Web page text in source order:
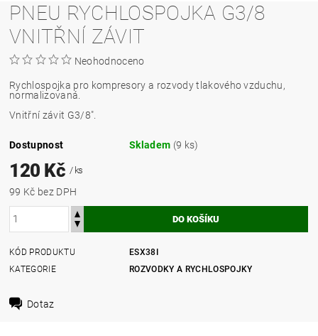
PNEU RYCHLOSPOJKA G3/8
VNITŘNÍ ZÁVIT
Neohodnoceno
Rychlospojka pro kompresory a rozvody tlakového vzduchu,
normalizovaná.
Vnitřní závit G3/8".
Dostupnost Skladem (9 ks)
120 Kč / ks
99 Kč bez DPH
KÓD PRODUKTU
ESX38I
KATEGORIE
ROZVODKY A RYCHLOSPOJKY
Dotaz